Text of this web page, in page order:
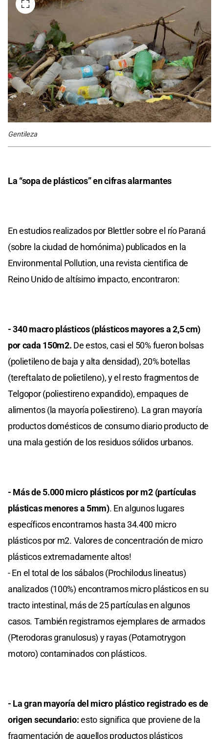
Gentileza
La “sopa de plásticos” en cifras alarmantes
En estudios realizados por Blettler sobre el río Paraná
(sobre la ciudad de homónima) publicados en la
Environmental Pollution, una revista cientifica de
Reino Unido de altísimo impacto, encontraron:
- 340 macro plásticos (plásticos mayores a 2,5 cm)
por cada 150m2. De estos, casi el 50% fueron bolsas
(polietileno de baja y alta densidad), 20% botellas
(tereftalato de polietileno), y el resto fragmentos de
Telgopor (poliestireno expandido), empaques de
alimentos (la mayoría poliestireno). La gran mayoría
productos domésticos de consumo diario producto de
una mala gestión de los residuos sólidos urbanos.
- Más de 5.000 micro plásticos por m2 (partículas
plásticas menores a 5mm). En algunos lugares
específicos encontramos hasta 34.400 micro
plásticos por m2. Valores de concentración de micro
plásticos extremadamente altos!
- En el total de los sábalos (Prochilodus lineatus)
analizados (100%) encontramos micro plásticos en su
tracto intestinal, más de 25 partículas en algunos
casos. También registramos ejemplares de armados
(Pterodoras granulosus) y rayas (Potamotrygon
motoro) contaminados con plásticos.
- La gran mayoría del micro plástico registrado es de
origen secundario:esto significa que proviene de la
fragmentación de aquellos productos plásticos